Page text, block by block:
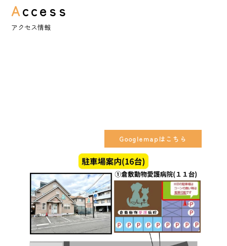
Access
アクセス情報
Googlemapはこちら